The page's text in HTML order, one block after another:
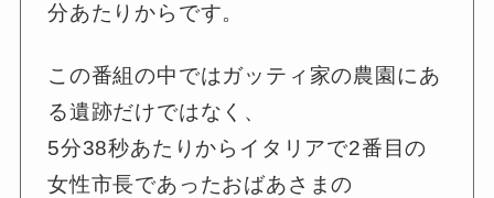
分あたりからです。
この番組の中ではガッティ家の農園にあ
る遺跡だけではなく、
5分38秒あたりからイタリアで2番目の
女性市長であったおばあさまの